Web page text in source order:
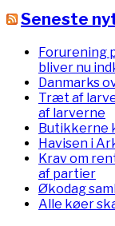
Seneste
Forurening
bliver nu
Danmarks
Træt af
af larverne
Butikkerne
Havisen i
Krav om
af partier
Økodag
Alle køer